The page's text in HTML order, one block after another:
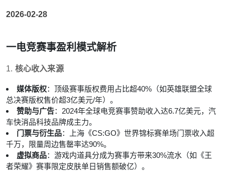
2026-02-28
一电竞赛事盈利模式解析
1. 核心收入来源
媒体版权：顶级赛事版权费用占比超40%（如英雄联盟全球
总决赛版权售价超3亿美元/年）。
赞助与广告：2024年全球电竞赛事赞助收入达6.7亿美元，汽
车快消品科技品牌成主力。
门票与衍生品：上海《CS:GO》世界锦标赛单场门票收入超
千万，限量周边售罄率达90%。
虚拟商品：游戏内道具分成为赛事方带来30%流水（如《王
者荣耀》赛事限定皮肤单日销售额破亿）。